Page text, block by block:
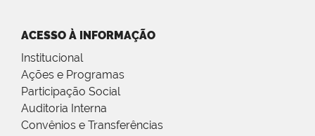
ACESSO À INFORMAÇÃO
Institucional
Ações e Programas
Participação Social
Auditoria Interna
Convênios e Transferências